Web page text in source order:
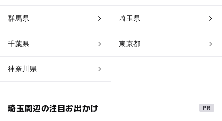
群馬県 埼玉県
千葉県 東京都
神奈川県
埼玉周辺の注目お出かけ